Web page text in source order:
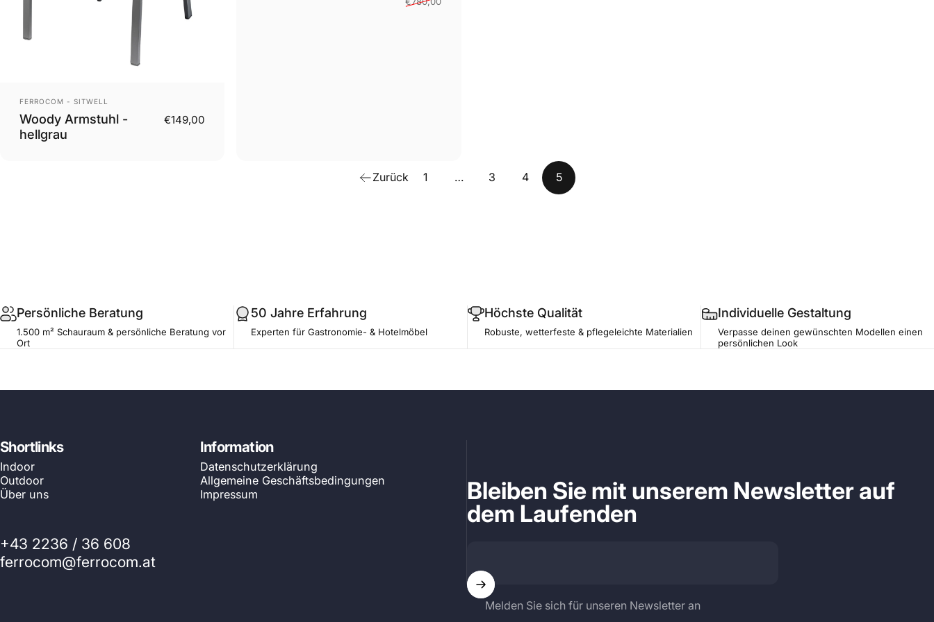
Anbieter:
FERROCOM - SITWELL
Woody Armstuhl -
hellgrau
€149,00
Zurück 1 … 3 4 5
Persönliche Beratung
1.500 m² Schauraum & persönliche Beratung vor
Ort
50 Jahre Erfahrung
Experten für Gastronomie- & Hotelmöbel
Höchste Qualität
Robuste, wetterfeste & pflegeleichte Materialien
Individuelle Gestaltung
Verpasse deinen gewünschten Modellen einen
persönlichen Look
Shortlinks
Indoor
Outdoor
Über uns
Information
Datenschutzerklärung
Allgemeine Geschäftsbedingungen
Impressum
+43 2236 / 36 608
ferrocom@ferrocom.at
Bleiben Sie mit unserem Newsletter auf
dem Laufenden
Melden Sie sich für unseren Newsletter an